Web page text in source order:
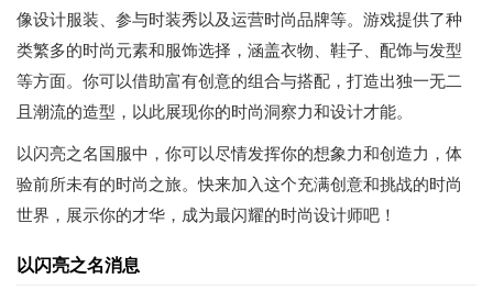
像设计服装、参与时装秀以及运营时尚品牌等。游戏提供了种
类繁多的时尚元素和服饰选择，涵盖衣物、鞋子、配饰与发型
等方面。你可以借助富有创意的组合与搭配，打造出独一无二
且潮流的造型，以此展现你的时尚洞察力和设计才能。
以闪亮之名国服中，你可以尽情发挥你的想象力和创造力，体
验前所未有的时尚之旅。快来加入这个充满创意和挑战的时尚
世界，展示你的才华，成为最闪耀的时尚设计师吧！
以闪亮之名消息